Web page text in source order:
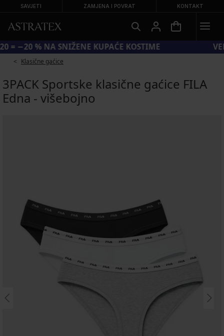
SAVJETI ZAMJENA I POVRAT KONTAKT
KOD SUN20 = −20 % NA SNIŽENE KUPAĆE KOSTIME
Klasične gaćice
3PACK Sportske klasične gaćice FILA
Edna - višebojno